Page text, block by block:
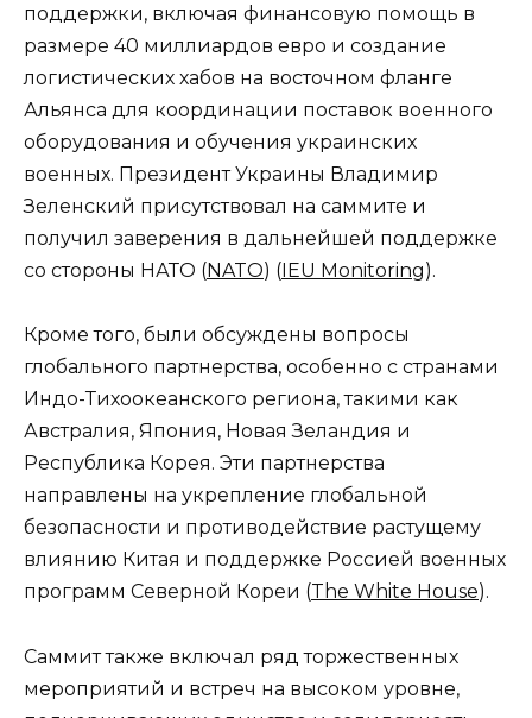
поддержки, включая финансовую помощь в
размере 40 миллиардов евро и создание
логистических хабов на восточном фланге
Альянса для координации поставок военного
оборудования и обучения украинских
военных. Президент Украины Владимир
Зеленский присутствовал на саммите и
получил заверения в дальнейшей поддержке
со стороны НАТО​ (NATO) (IEU Monitoring)​.
Кроме того, были обсуждены вопросы
глобального партнерства, особенно с странами
Индо-Тихоокеанского региона, такими как
Австралия, Япония, Новая Зеландия и
Республика Корея. Эти партнерства
направлены на укрепление глобальной
безопасности и противодействие растущему
влиянию Китая и поддержке Россией военных
программ Северной Кореи​ (The White House)​.
Саммит также включал ряд торжественных
мероприятий и встреч на высоком уровне,